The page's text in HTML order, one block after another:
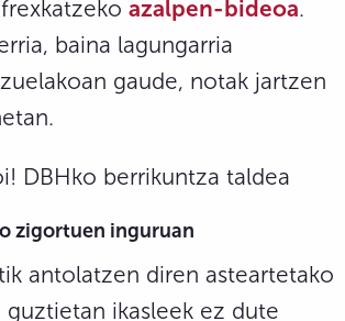
azalpen-bideoa.
baina lagungarria
gaude, notak jartzen
DBHko berrikuntza taldea
zigortuen inguruan
antolatzen diren asteartetako
guztietan ikasleek ez dute